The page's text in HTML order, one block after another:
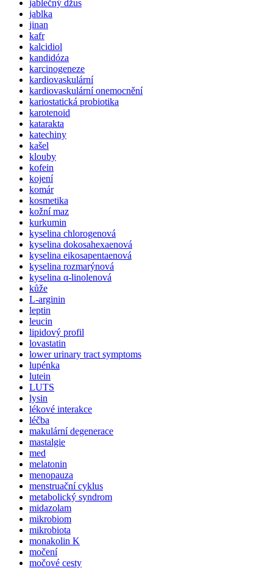
jablečný džus
jablka
jinan
kafr
kalcidiol
kandidóza
karcinogeneze
kardiovaskulární
kardiovaskulární onemocnění
kariostatická probiotika
karotenoid
katarakta
katechiny
kašel
klouby
kofein
kojení
komár
kosmetika
kožní maz
kurkumin
kyselina chlorogenová
kyselina dokosahexaenová
kyselina eikosapentaenová
kyselina rozmarýnová
kyselina α-linolenová
kůže
L-arginin
leptin
leucin
lipidový profil
lovastatin
lower urinary tract symptoms
lupénka
lutein
LUTS
lysin
lékové interakce
léčba
makulární degenerace
mastalgie
med
melatonin
menopauza
menstruační cyklus
metabolický syndrom
midazolam
mikrobiom
mikrobiota
monakolin K
močení
močové cesty